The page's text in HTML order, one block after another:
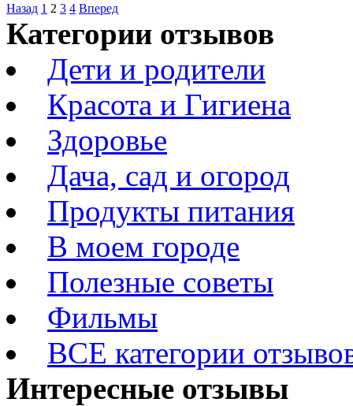
Назад 1 2 3 4 Вперед
Категории отзывов
Дети и родители
Красота и Гигиена
Здоровье
Дача, сад и огород
Продукты питания
В моем городе
Полезные советы
Фильмы
ВСЕ категории
Интересные отзывы